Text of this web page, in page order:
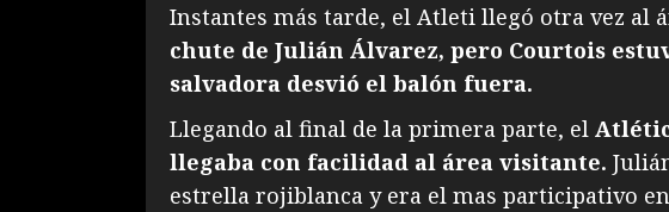
Instantes más tarde, el Atleti llegó otra vez al
chute de Julián Álvarez, pero Courtois
salvadora desvió el balón fuera.
Llegando al final de la primera parte, el
llegaba con facilidad al área visitante.
estrella rojiblanca y era el mas participativo